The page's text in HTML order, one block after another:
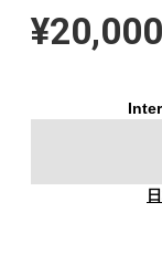
¥20,000